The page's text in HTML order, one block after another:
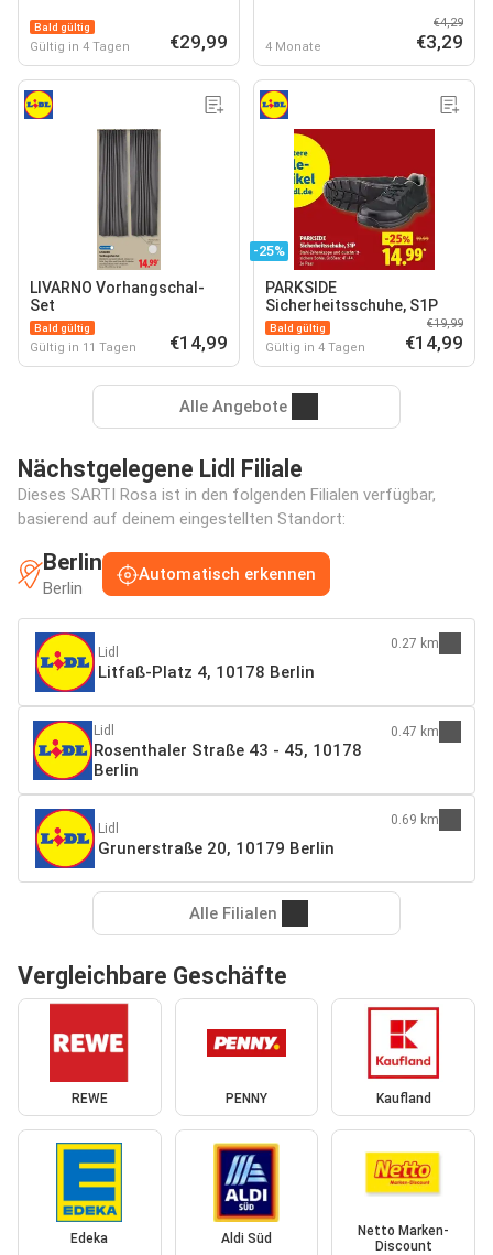
Bald gültig
Gültig in 4 Tagen €29,99 4 Monate
€4,29
€3,29
LIVARNO Vorhangschal-
Set
Bald gültig
Gültig in 11 Tagen €14,99
-25%
PARKSIDE
Sicherheitsschuhe, S1P
Bald gültig
Gültig in 4 Tagen
€19,99
€14,99
Alle Angebote
Nächstgelegene Lidl Filiale
Dieses SARTI Rosa ist in den folgenden Filialen verfügbar,
basierend auf deinem eingestellten Standort:
Berlin
Berlin
Automatisch erkennen
Lidl
Litfaß-Platz 4, 10178 Berlin
0.27 km
Lidl
Rosenthaler Straße 43 - 45, 10178
Berlin
0.47 km
Lidl
Grunerstraße 20, 10179 Berlin
0.69 km
Alle Filialen
Vergleichbare Geschäfte
REWE PENNY Kaufland
Edeka Aldi Süd
Netto Marken-
Discount